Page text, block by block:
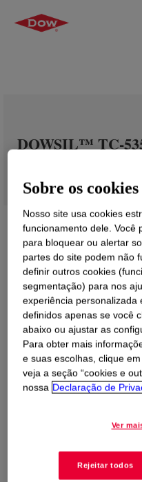
DOWSIL™ TC-
O que éDOWSIL™ TC-
Compound?
Adequado para uso
termicamente condutivo
Sobre os
Nosso site usa cookies
funcionamento dele. Você
para bloquear ou alertar
partes do site podem não
definir outros cookies
segmentação) para nos
experiência personalizada
definidos apenas se você
abaixo ou ajustar as
Para obter mais
e suas escolhas, clique
veja a seção “cookies e
nossa Declaração de
Ver
Rejeitar todos